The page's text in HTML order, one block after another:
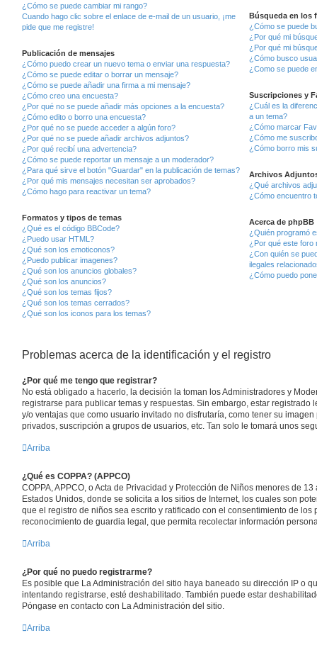
¿Cómo se puede cambiar mi rango?
Cuando hago clic sobre el enlace de e-mail de un usuario, ¡me
pide que me registre!
Publicación de mensajes
¿Cómo puedo crear un nuevo tema o enviar una respuesta?
¿Cómo se puede editar o borrar un mensaje?
¿Cómo se puede añadir una firma a mi mensaje?
¿Cómo creo una encuesta?
¿Por qué no se puede añadir más opciones a la encuesta?
¿Cómo edito o borro una encuesta?
¿Por qué no se puede acceder a algún foro?
¿Por qué no se puede añadir archivos adjuntos?
¿Por qué recibí una advertencia?
¿Cómo se puede reportar un mensaje a un moderador?
¿Para qué sirve el botón "Guardar" en la publicación de temas?
¿Por qué mis mensajes necesitan ser aprobados?
¿Cómo hago para reactivar un tema?
Formatos y tipos de temas
¿Qué es el código BBCode?
¿Puedo usar HTML?
¿Qué son los emoticonos?
¿Puedo publicar imagenes?
¿Qué son los anuncios globales?
¿Qué son los anuncios?
¿Qué son los temas fijos?
¿Qué son los temas cerrados?
¿Qué son los iconos para los temas?
Búsqueda en los
¿Cómo se puede
¿Por qué mi
¿Por qué mi
¿Cómo busco
¿Como se puede
Suscripciones y
¿Cuál es la
a un tema?
¿Cómo marcar
¿Cómo me
¿Cómo borro mis
Archivos
¿Qué archivos
¿Cómo encuentro
Acerca de phpBB
¿Quién programó
¿Por qué este foro
¿Con quién se
ilegales
¿Cómo puedo
Problemas acerca de la identificación y el registro
¿Por qué me tengo que registrar?
No está obligado a hacerlo, la decisión la toman los Administradores y
registrarse para publicar temas y respuestas. Sin embargo, estar registrado
y/o ventajas que como usuario invitado no disfrutaría, como tener su
privados, suscripción a grupos de usuarios, etc. Tan solo le tomará unos
Arriba
¿Qué es COPPA? (APPCO)
COPPA, APPCO, o Acta de Privacidad y Protección de Niños menores de
Estados Unidos, donde se solicita a los sitios de Internet, los cuales son
que el registro de niños sea escrito y ratificado con el consentimiento de los
reconocimiento de guardia legal, que permita recolectar información
Arriba
¿Por qué no puedo registrarme?
Es posible que La Administración del sitio haya baneado su dirección IP o
intentando registrarse, esté deshabilitado. También puede estar
Póngase en contacto con La Administración del sitio.
Arriba